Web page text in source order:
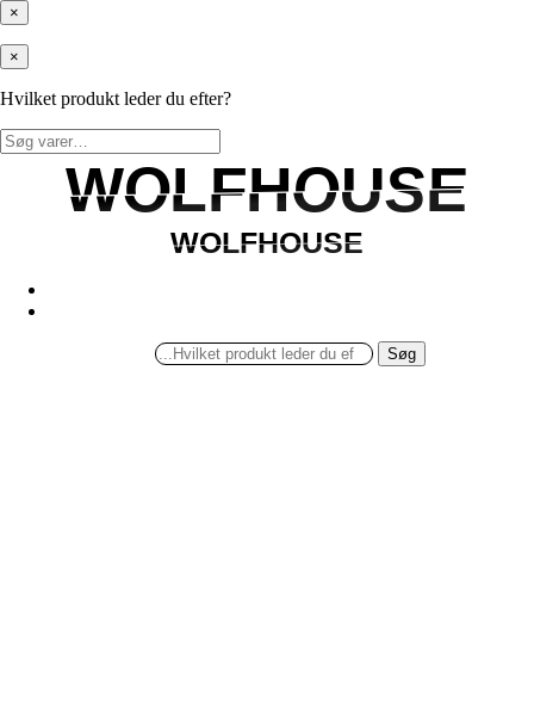
×
×
Hvilket produkt leder du efter?
Søg
efter:
WOLFHOUSE
WOLFHOUSE
WOLFHOUSE
WOLFHOUSE
Søg